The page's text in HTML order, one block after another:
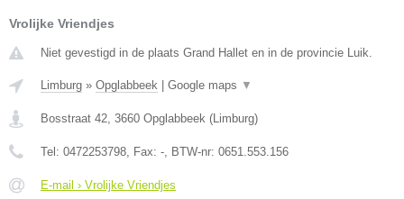
Vrolijke Vriendjes
Niet gevestigd in de plaats Grand Hallet en in de provincie Luik.
Limburg » Opglabbeek Google maps ▼
Bosstraat 42, 3660 Opglabbeek (Limburg)
Tel: 0472253798, Fax: -, BTW-nr: 0651.553.156
E-mail › Vrolijke Vriendjes